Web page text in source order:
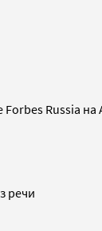
Russia на
речи